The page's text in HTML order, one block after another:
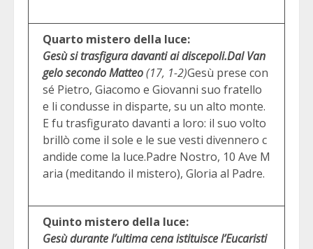
Quarto mistero della luce:
Gesù si trasfigura davanti ai discepoli.Dal Van
gelo secondo Matteo(17, 1-2)Gesù prese con
sé Pietro, Giacomo e Giovanni suo fratello
e li condusse in disparte, su un alto monte.
E fu trasfigurato davanti a loro: il suo volto
brillò come il sole e le sue vesti divennero c
andide come la luce.Padre Nostro, 10 Ave M
aria (meditando il mistero), Gloria al Padre.
Quinto mistero della luce:
Gesù durante l’ultima cena istituisce l’Eucaristi